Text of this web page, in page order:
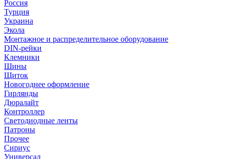
Россия
Турция
Украина
Экола
Монтажное и распределительное оборудование
DIN-рейки
Клемники
Шины
Щиток
Новогоднее оформление
Гирлянды
Дюралайт
Контроллер
Светодиодные ленты
Патроны
Прочее
Сириус
Универсал